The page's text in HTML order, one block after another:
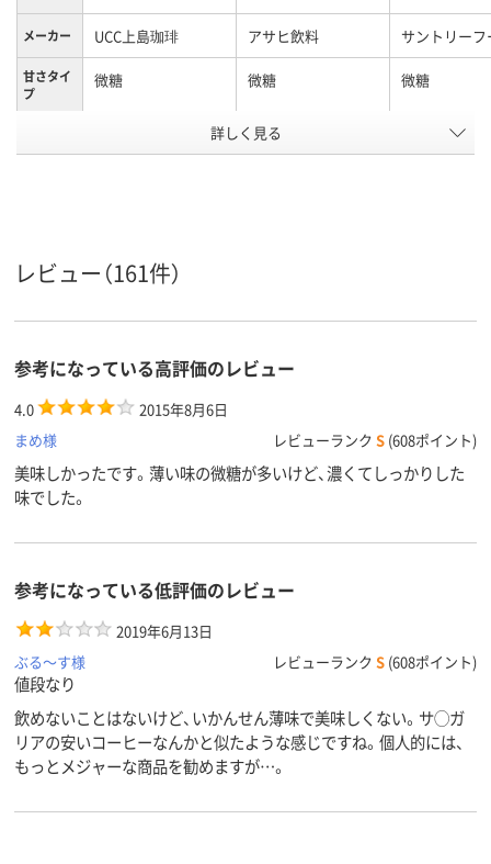
メーカー UCC上島珈琲 アサヒ飲料 サントリーフ
甘さタイ
プ
微糖 微糖 微糖
20 50 70
詳しく見る
レビュー（161件）
参考になっている高評価のレビュー
4.0
2015年8月6日
まめ様
レビューランク S (608ポイント)
美味しかったです。薄い味の微糖が多いけど、濃くてしっかりした
味でした。
参考になっている低評価のレビュー
2019年6月13日
ぶる～す様
レビューランク S (608ポイント)
値段なり
飲めないことはないけど、いかんせん薄味で美味しくない。サ◯ガ
リアの安いコーヒーなんかと似たような感じですね。個人的には、
もっとメジャーな商品を勧めますが…。